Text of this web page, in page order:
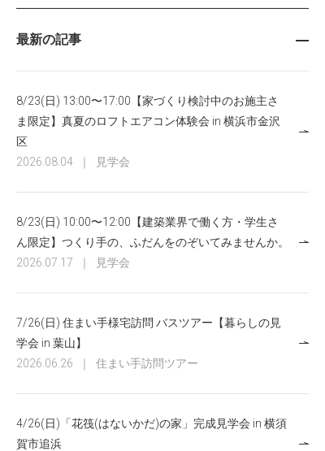
最新の記事
8/23(日) 13:00〜17:00【家づくり検討中のお施主さ
ま限定】真夏のロフトエアコン体験会 in 横浜市金沢
区
2026.08.04
見学会
8/23(日) 10:00〜12:00【建築業界で働く方・学生さ
ん限定】つくり手の、ふだんをのぞいてみませんか。
2026.07.17
見学会
7/26(日) 住まい手様宅訪問 バスツアー【暮らしの見
学会 in 葉山】
2026.06.26
住まい手訪問ツアー
4/26(日)「花筏(はないかだ)の家」完成見学会 in 横須
賀市追浜